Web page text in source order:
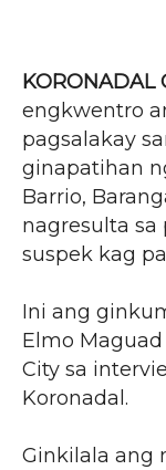
KORONADAL
engkwentro
pagsalakay
ginapatihan
Barrio,
nagresulta sa
suspek kag
Ini ang
Elmo Maguad
City sa
Koronadal.
Ginkilala ang